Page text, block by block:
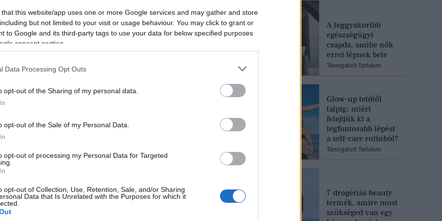
that this website/app uses one or more Google services and may gather and store
but not limited to your visit or usage behaviour. You may click to grant or
to Google and its third-party tags to use your data for below specified purposes
consent section.
Data Processing Opt Outs
opt-out of the Sharing of my personal data.
opt-out of the Sale of my Personal Data.
opt-out of processing my Personal Data for Targeted
opt-out of Collection, Use, Retention, Sale, and/or Sharing
Data that Is Unrelated with the Purposes for which it
leves pirított mandulával
leves pirított mandulával
A leggyakoribb
egészségügyi
csapda, amibe nők
ezrei lépnek bele
Támogatott Tartalom
Glow-up tetőtől
talpig: miért
felejtjük ki a
legfontosabb lépést
a self-care rutinból?
Támogatott Tartalom
7 drogériás beauty
termék, amire most
szükséged van egy